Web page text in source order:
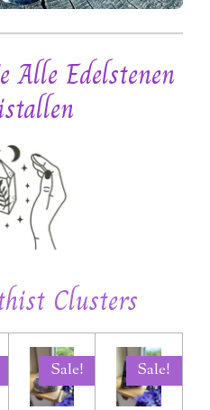
Edelstenen
Clusters
Sale! Sale!